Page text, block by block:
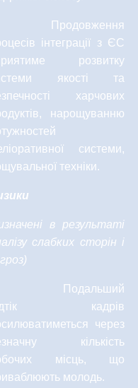
Продовження
інтеграції з ЄС
розвитку
якості та
харчових
нарощуванню
системи,
техніки.
в результаті
слабких сторін і
Подальший
кадрів
через
кількість
місць, що
молодь.